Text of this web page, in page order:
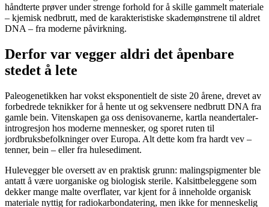
håndterte prøver under strenge forhold for å skille gammelt materiale
– kjemisk nedbrutt, med de karakteristiske skademønstrene til aldret
DNA – fra moderne påvirkning.
Derfor var vegger aldri det åpenbare
stedet å lete
Paleogenetikken har vokst eksponentielt de siste 20 årene, drevet av
forbedrede teknikker for å hente ut og sekvensere nedbrutt DNA fra
gamle bein. Vitenskapen ga oss denisovanerne, kartla neandertaler-
introgresjon hos moderne mennesker, og sporet ruten til
jordbruksbefolkninger over Europa. Alt dette kom fra hardt vev –
tenner, bein – eller fra hulesediment.
Hulevegger ble oversett av en praktisk grunn: malingspigmenter ble
antatt å være uorganiske og biologisk sterile. Kalsittbeleggene som
dekker mange malte overflater, var kjent for å inneholde organisk
materiale nyttig for radiokarbondatering, men ikke for menneskelig